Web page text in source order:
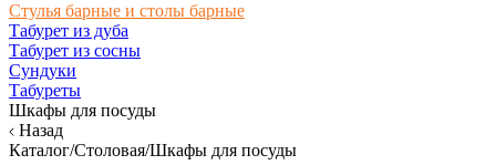
Стулья барные и столы барные
Табурет из дуба
Табурет из сосны
Сундуки
Табуреты
Шкафы для посуды
Назад
Каталог/Столовая/Шкафы для посуды